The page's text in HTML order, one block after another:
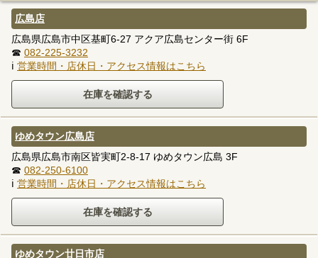
広島店
広島県広島市中区基町6-27 アクア広島センター街 6F
☎ 082-225-3232
ℹ 営業時間・店休日・アクセス情報はこちら
ゆめタウン広島店
広島県広島市南区皆実町2-8-17 ゆめタウン広島 3F
☎ 082-250-6100
ℹ 営業時間・店休日・アクセス情報はこちら
ゆめタウン廿日市店